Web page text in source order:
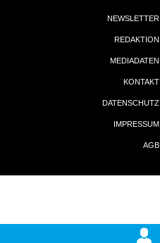
NEWSLETTER
REDAKTION
MEDIADATEN
KONTAKT
DATENSCHUTZ
IMPRESSUM
AGB